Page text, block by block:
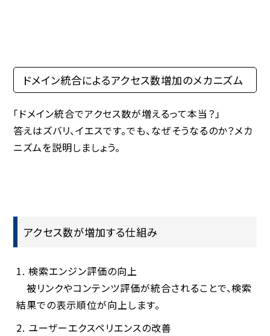
ドメイン統合によるアクセス数増加のメカニズム
「ドメイン統合でアクセス数が増えるって本当？」
答えはズバリ、イエスです。でも、なぜそうなるのか？メカ
ニズムを説明しましょう。
アクセス数が増加する仕組み
検索エンジン評価の向上
被リンクやコンテンツ評価が統合されることで、検索
結果での表示順位が向上します。
ユーザーエクスペリエンスの改善